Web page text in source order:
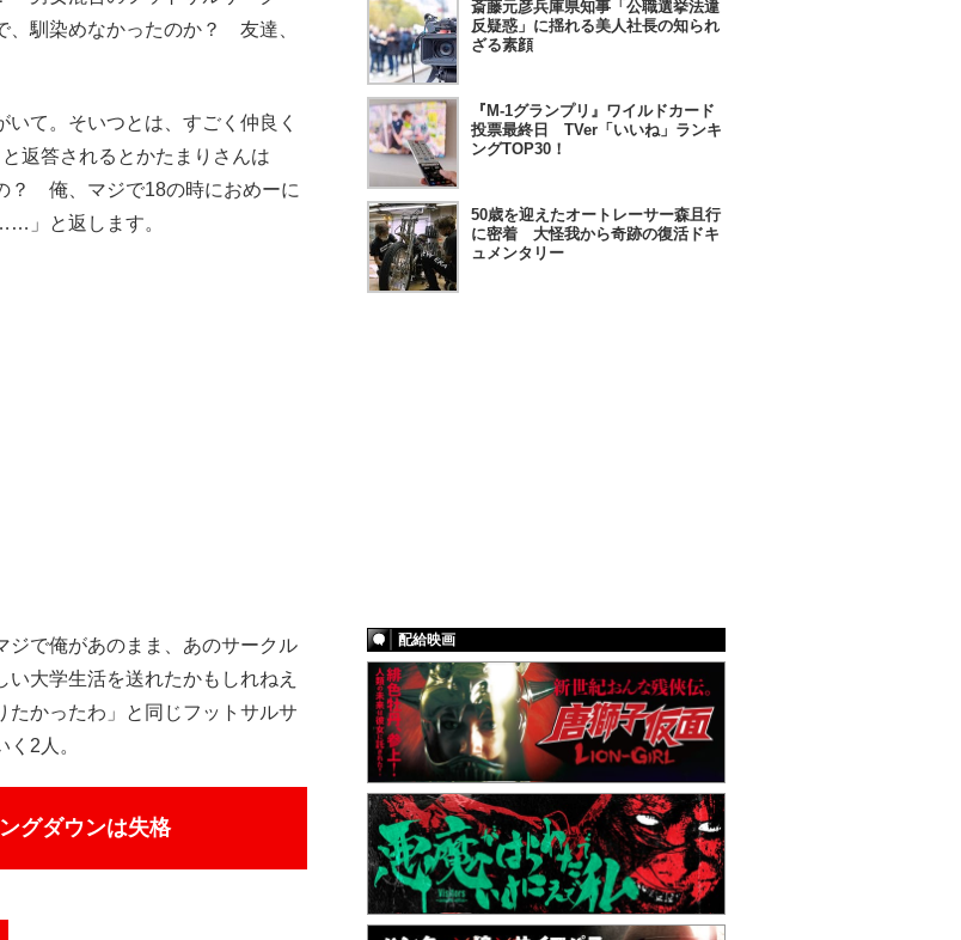
馴染めなかったのか？ 友達、
て。そいつとは、すごく仲良く
返答されるとかたまりさんは
？ 俺、マジで18の時におめーに
」と返します。
ジで俺があのまま、あのサークル
大学生活を送れたかもしれねえ
たかったわ」と同じフットサルサ
2人。
グダウンは失格
斎藤元彦兵庫県知事「公職選挙法違
反疑惑」に揺れる美人社長の知られ
ざる素顔
『M-1グランプリ』ワイルドカード
投票最終日 TVer「いいね」ランキ
ングTOP30！
50歳を迎えたオートレーサー森且行
に密着 大怪我から奇跡の復活ドキ
ュメンタリー
配給映画